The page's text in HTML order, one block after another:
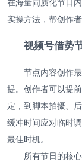
实操方法，帮创作
视频号借势
节点内容创作
提。创作者可以提
定，到脚本拍摄、
缓冲时间应对临时
最佳时机。
所有节日的核